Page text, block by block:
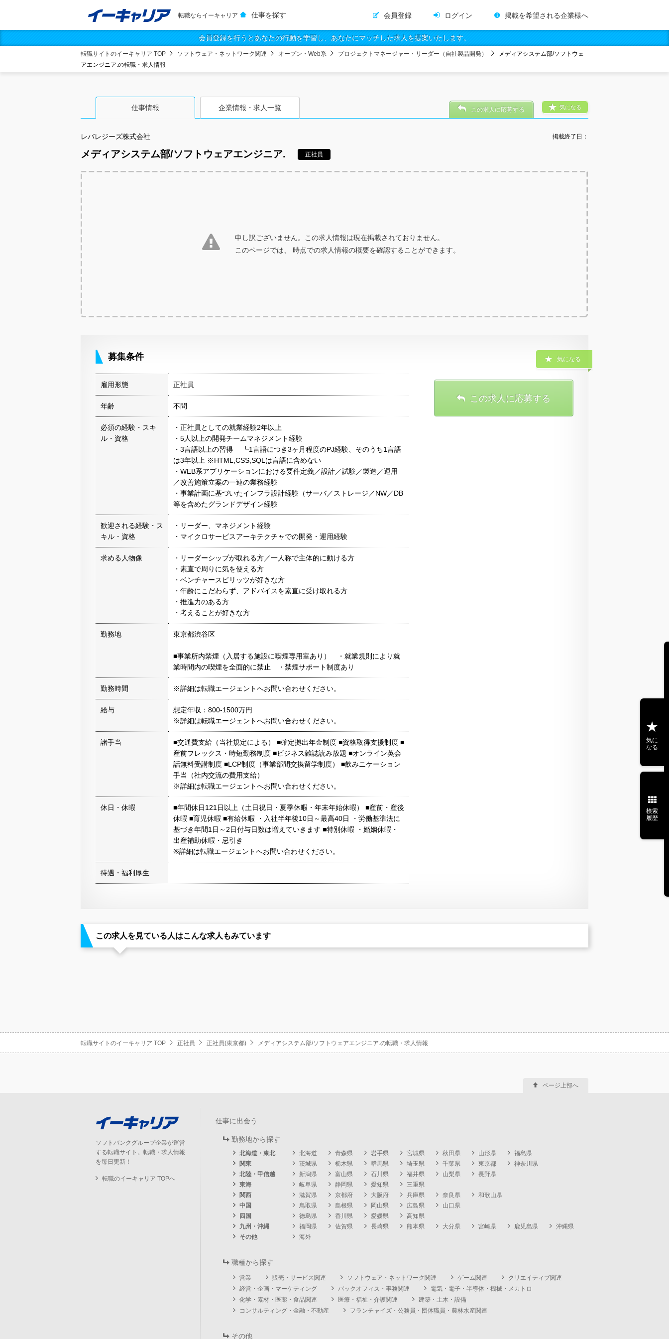
転職ならイーキャリア 仕事を探す 会員登録 ログイン 掲載を希望される企業様へ
会員登録を行うとあなたの行動を学習し、あなたにマッチした求人を提案いたします。
転職サイトのイーキャリア TOP ソフトウェア・ネットワーク関連 オープン・Web系 プロジェクトマネージャー・リーダー（自社製品開発）
メディアシステム部/ソフトウェ
アエンジニア.の転職・求人情報
仕事情報 企業情報・求人一覧
レバレジーズ株式会社 掲載終了日：
メディアシステム部/ソフトウェアエンジニア. 正社員
気になる
この求人に応募する
申し訳ございません。この求人情報は現在掲載されておりません。
このページでは、 時点での求人情報の概要を確認することができます。
募集条件
雇用形態 正社員
年齢 不問
必須の経験・スキ
ル・資格
・正社員としての就業経験2年以上
・5人以上の開発チームマネジメント経験
・3言語以上の習得 ┗1言語につき3ヶ月程度のPJ経験、そのうち1言語
は3年以上 ※HTML,CSS,SQLは言語に含めない
・WEB系アプリケーションにおける要件定義／設計／試験／製造／運用
／改善施策立案の一連の業務経験
・事業計画に基づいたインフラ設計経験（サーバ／ストレージ／NW／DB
等を含めたグランドデザイン経験
歓迎される経験・ス
キル・資格
・リーダー、マネジメント経験
・マイクロサービスアーキテクチャでの開発・運用経験
求める人物像
・リーダーシップが取れる方／一人称で主体的に動ける方
・素直で周りに気を使える方
・ベンチャースピリッツが好きな方
・年齢にこだわらず、アドバイスを素直に受け取れる方
・推進力のある方
・考えることが好きな方
勤務地 東京都渋谷区
■事業所内禁煙（入居する施設に喫煙専用室あり） ・就業規則により就
業時間内の喫煙を全面的に禁止 ・禁煙サポート制度あり
勤務時間 ※詳細は転職エージェントへお問い合わせください。
給与
想定年収：800-1500万円
※詳細は転職エージェントへお問い合わせください。
諸手当
■交通費支給（当社規定による） ■確定拠出年金制度 ■資格取得支援制度 ■
産前フレックス・時短勤務制度 ■ビジネス雑誌読み放題 ■オンライン英会
話無料受講制度 ■LCP制度（事業部間交換留学制度） ■飲みニケーション
手当（社内交流の費用支給）
※詳細は転職エージェントへお問い合わせください。
休日・休暇
■年間休日121日以上（土日祝日・夏季休暇・年末年始休暇） ■産前・産後
休暇 ■育児休暇 ■有給休暇 ・入社半年後10日～最高40日 ・労働基準法に
基づき年間1日～2日付与日数は増えていきます ■特別休暇 ・婚姻休暇・
出産補助休暇・忌引き
※詳細は転職エージェントへお問い合わせください。
待遇・福利厚生
気になる
この求人に応募する
この求人を見ている人はこんな求人もみています
転職サイトのイーキャリア TOP 正社員 正社員(東京都) メディアシステム部/ソフトウェアエンジニア.の転職・求人情報
気に
なる
検索
履歴
ソフトバンクグループ企業が運営
する転職サイト。転職・求人情報
を毎日更新！
転職のイーキャリア TOPへ
仕事に出会う
勤務地から探す
北海道・東北 北海道 青森県 岩手県 宮城県 秋田県 山形県
福島県
関東
茨城県 栃木県 群馬県 埼玉県 千葉県 東京都
神奈川県
北陸・甲信越
新潟県 富山県 石川県 福井県 山梨県
長野県
東海
岐阜県 静岡県 愛知県
三重県
関西
滋賀県 京都府 大阪府 兵庫県 奈良県
和歌山県
中国
鳥取県 島根県 岡山県 広島県
山口県
四国
徳島県 香川県 愛媛県
高知県
九州・沖縄
福岡県 佐賀県 長崎県 熊本県 大分県 宮崎県 鹿児島県
沖縄県
その他
海外
職種から探す
営業 販売・サービス関連 ソフトウェア・ネットワーク関連 ゲーム関連
クリエイティブ関連
経営・企画・マーケティング
バックオフィス・事務関連
電気・電子・半導体・機械・メカトロ
化学・素材・医薬・食品関連
医療・福祉・介護関連
建築・土木・設備
コンサルティング・金融・不動産
フランチャイズ・公務員・団体職員・農林水産関連
その他
ページ上部へ